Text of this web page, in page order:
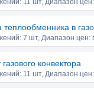
11 шт, Диапазон цен:
в
7 шт, Диапазон цен:
конвектора
11 шт, Диапазон цен: